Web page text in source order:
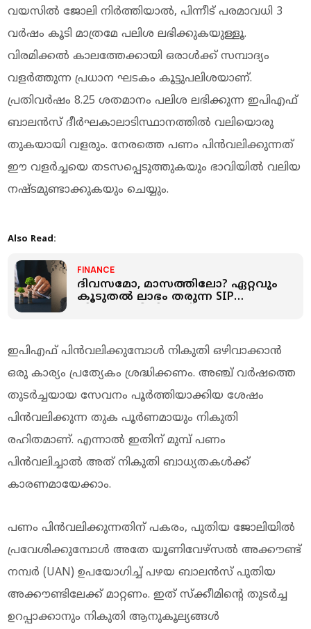
വയസില്‍ ജോലി നിര്‍ത്തിയാല്‍, പിന്നീട് പരമാവധി 3
വര്‍ഷം കൂടി മാത്രമേ പലിശ ലഭിക്കുകയുള്ളൂ.
വിരമിക്കല്‍ കാലത്തേക്കായി ഒരാള്‍ക്ക് സമ്പാദ്യം
വളര്‍ത്തുന്ന പ്രധാന ഘടകം കൂട്ടുപലിശയാണ്.
പ്രതിവര്‍ഷം 8.25 ശതമാനം പലിശ ലഭിക്കുന്ന ഇപിഎഫ്
ബാലന്‍സ് ദീര്‍ഘകാലാടിസ്ഥാനത്തില്‍ വലിയൊരു
തുകയായി വളരും. നേരത്തെ പണം പിന്‍വലിക്കുന്നത്
ഈ വളര്‍ച്ചയെ തടസപ്പെടുത്തുകയും ഭാവിയില്‍ വലിയ
നഷ്ടമുണ്ടാക്കുകയും ചെയ്യും.
Also Read:
FINANCE
ദിവസമോ, മാസത്തിലോ? ഏറ്റവും
കൂടുതൽ ലാഭം തരുന്ന SIP
ഇപിഎഫ് പിന്‍വലിക്കുമ്പോള്‍ നികുതി ഒഴിവാക്കാന്‍
ഒരു കാര്യം പ്രത്യേകം ശ്രദ്ധിക്കണം. അഞ്ച് വര്‍ഷത്തെ
തുടര്‍ച്ചയായ സേവനം പൂര്‍ത്തിയാക്കിയ ശേഷം
പിന്‍വലിക്കുന്ന തുക പൂര്‍ണമായും നികുതി
രഹിതമാണ്. എന്നാല്‍ ഇതിന് മുമ്പ് പണം
പിന്‍വലിച്ചാല്‍ അത് നികുതി ബാധ്യതകള്‍ക്ക്
കാരണമായേക്കാം.
പണം പിന്‍വലിക്കുന്നതിന് പകരം, പുതിയ ജോലിയില്‍
പ്രവേശിക്കുമ്പോള്‍ അതേ യൂണിവേഴ്‌സല്‍ അക്കൗണ്ട്
നമ്പര്‍ (UAN) ഉപയോഗിച്ച് പഴയ ബാലന്‍സ് പുതിയ
അക്കൗണ്ടിലേക്ക് മാറ്റണം. ഇത് സ്‌ക്കീമിന്റെ തുടര്‍ച്ച
ഉറപ്പാക്കാനും നികുതി ആനുകൂല്യങ്ങള്‍